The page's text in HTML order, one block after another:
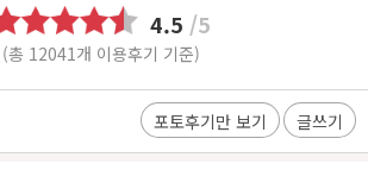
4.5 /5
(총 12041개 이용후기 기준)
포토후기만 보기 글쓰기